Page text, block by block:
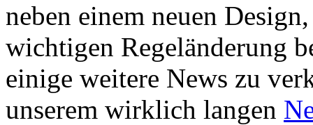
neben einem neuen
wichtigen Regeländerung
einige weitere News zu
unserem wirklich langen